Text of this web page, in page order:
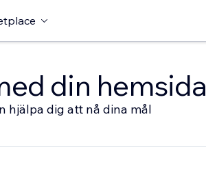
din hemsida
hjälpa dig att nå dina mål